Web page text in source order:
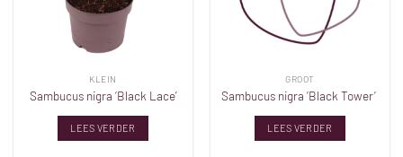
KLEIN
Sambucus nigra ‘Black Lace’
LEES VERDER
GROOT
Sambucus nigra ‘Black Tower’
LEES VERDER